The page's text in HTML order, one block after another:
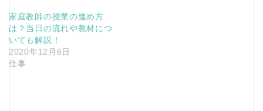
家庭教師の授業の進め方
は？当日の流れや教材につ
いても解説！
2020年12月6日
仕事